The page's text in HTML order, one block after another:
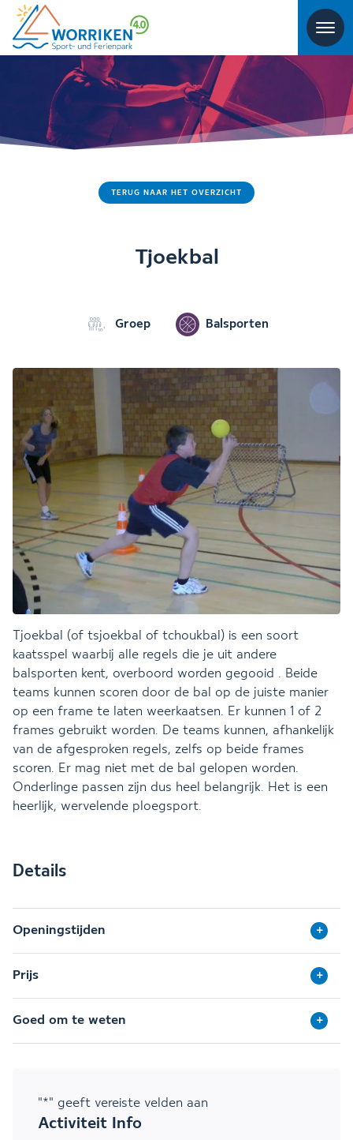
TERUG NAAR HET OVERZICHT
Tjoekbal
Groep Balsporten
Tjoekbal (of tsjoekbal of tchoukbal) is een soort
kaatsspel waarbij alle regels die je uit andere
balsporten kent, overboord worden gegooid . Beide
teams kunnen scoren door de bal op de juiste manier
op een frame te laten weerkaatsen. Er kunnen 1 of 2
frames gebruikt worden. De teams kunnen, afhankelijk
van de afgesproken regels, zelfs op beide frames
scoren. Er mag niet met de bal gelopen worden.
Onderlinge passen zijn dus heel belangrijk. Het is een
heerlijk, wervelende ploegsport.
Details
Openingstijden
Prijs
Goed om te weten
"*" geeft vereiste velden aan
Activiteit Info